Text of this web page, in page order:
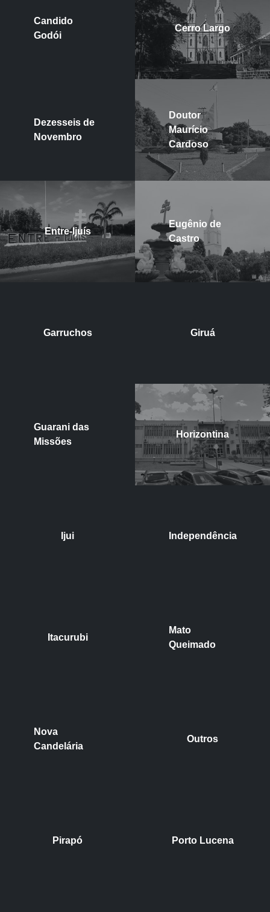
Candido
Godói
Cerro Largo
Dezesseis de
Novembro
Doutor
Maurício
Cardoso
Entre-Ijuís
Eugênio de
Castro
Garruchos Giruá
Guarani das
Missões
Horizontina
Ijui Independência
Itacurubi
Mato
Queimado
Nova
Candelária
Outros
Pirapó Porto Lucena